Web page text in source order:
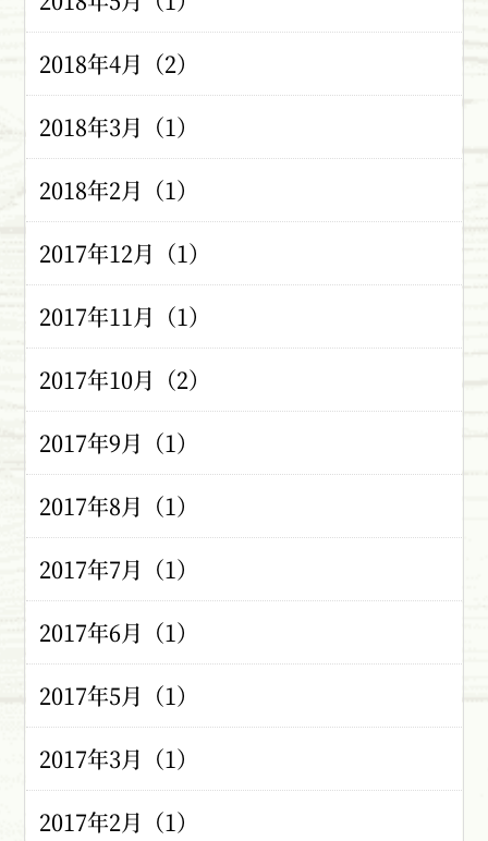
2018年4月（2）
2018年3月（1）
2018年2月（1）
2017年12月（1）
2017年11月（1）
2017年10月（2）
2017年9月（1）
2017年8月（1）
2017年7月（1）
2017年6月（1）
2017年5月（1）
2017年3月（1）
2017年2月（1）